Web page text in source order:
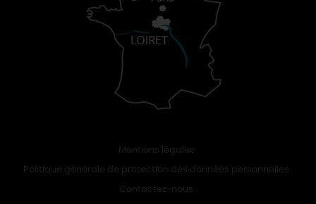
Mentions légales
Politique générale de protection des données personnelles
Contactez-nous